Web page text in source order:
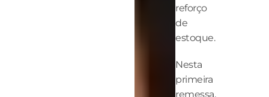
reforço
de
estoque.
Nesta
primeira
remessa,